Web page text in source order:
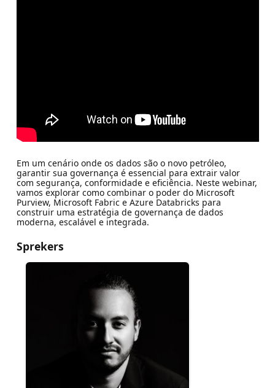
Em um cenário onde os dados são o novo petróleo,
garantir sua governança é essencial para extrair valor
com segurança, conformidade e eficiência. Neste webinar,
vamos explorar como combinar o poder do Microsoft
Purview, Microsoft Fabric e Azure Databricks para
construir uma estratégia de governança de dados
moderna, escalável e integrada.
Sprekers